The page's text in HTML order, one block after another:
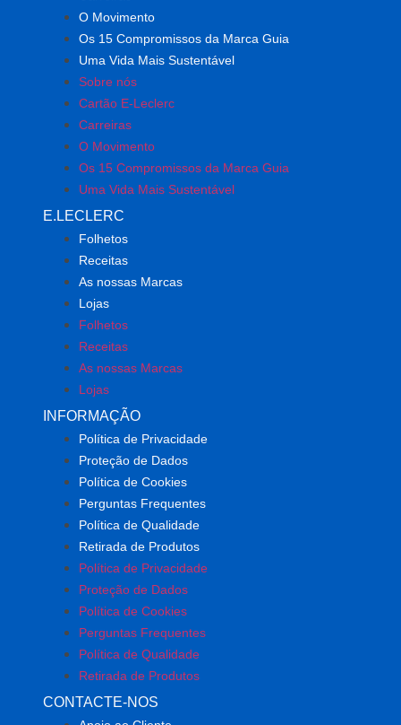
O Movimento
Os 15 Compromissos da Marca Guia
Uma Vida Mais Sustentável
Sobre nós
Cartão E-Leclerc
Carreiras
O Movimento
Os 15 Compromissos da Marca Guia
Uma Vida Mais Sustentável
E.LECLERC
Folhetos
Receitas
As nossas Marcas
Lojas
Folhetos
Receitas
As nossas Marcas
Lojas
INFORMAÇÃO
Política de Privacidade
Proteção de Dados
Política de Cookies
Perguntas Frequentes
Política de Qualidade
Retirada de Produtos
Política de Privacidade
Proteção de Dados
Política de Cookies
Perguntas Frequentes
Política de Qualidade
Retirada de Produtos
CONTACTE-NOS